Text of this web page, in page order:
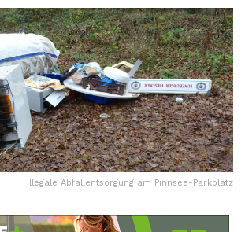
Illegale Abfallentsorgung am Pinnsee-Parkplatz